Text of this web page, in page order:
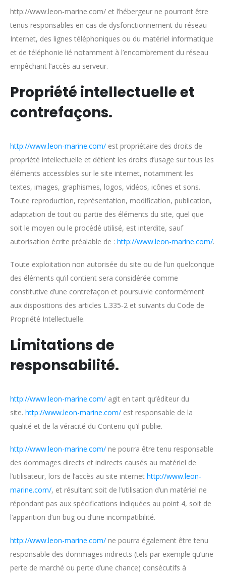
http://www.leon-marine.com/ et l’hébergeur ne pourront être
tenus responsables en cas de dysfonctionnement du réseau
Internet, des lignes téléphoniques ou du matériel informatique
et de téléphonie lié notamment à l’encombrement du réseau
empêchant l’accès au serveur.
Propriété intellectuelle et
contrefaçons.
http://www.leon-marine.com/ est propriétaire des droits de
propriété intellectuelle et détient les droits d’usage sur tous les
éléments accessibles sur le site internet, notamment les
textes, images, graphismes, logos, vidéos, icônes et sons.
Toute reproduction, représentation, modification, publication,
adaptation de tout ou partie des éléments du site, quel que
soit le moyen ou le procédé utilisé, est interdite, sauf
autorisation écrite préalable de : http://www.leon-marine.com/.
Toute exploitation non autorisée du site ou de l’un quelconque
des éléments qu’il contient sera considérée comme
constitutive d’une contrefaçon et poursuivie conformément
aux dispositions des articles L.335-2 et suivants du Code de
Propriété Intellectuelle.
Limitations de
responsabilité.
http://www.leon-marine.com/ agit en tant qu’éditeur du
site. http://www.leon-marine.com/ est responsable de la
qualité et de la véracité du Contenu qu’il publie.
http://www.leon-marine.com/ ne pourra être tenu responsable
des dommages directs et indirects causés au matériel de
l’utilisateur, lors de l’accès au site internet http://www.leon-
marine.com/, et résultant soit de l’utilisation d’un matériel ne
répondant pas aux spécifications indiquées au point 4, soit de
l’apparition d’un bug ou d’une incompatibilité.
http://www.leon-marine.com/ ne pourra également être tenu
responsable des dommages indirects (tels par exemple qu’une
perte de marché ou perte d’une chance) consécutifs à